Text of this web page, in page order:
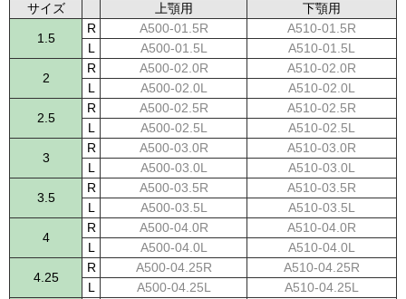
サイズ
上顎用 下顎用
1.5
R A500-01.5R
A510-01.5R
L
A500-01.5L A510-01.5L
2
R A500-02.0R
A510-02.0R
L
A500-02.0L A510-02.0L
2.5
R A500-02.5R
A510-02.5R
L
A500-02.5L A510-02.5L
3
R A500-03.0R
A510-03.0R
L
A500-03.0L A510-03.0L
3.5
R A500-03.5R
A510-03.5R
L
A500-03.5L A510-03.5L
4
R A500-04.0R
A510-04.0R
L
A500-04.0L A510-04.0L
4.25
R A500-04.25R
A510-04.25R
L
A500-04.25L A510-04.25L